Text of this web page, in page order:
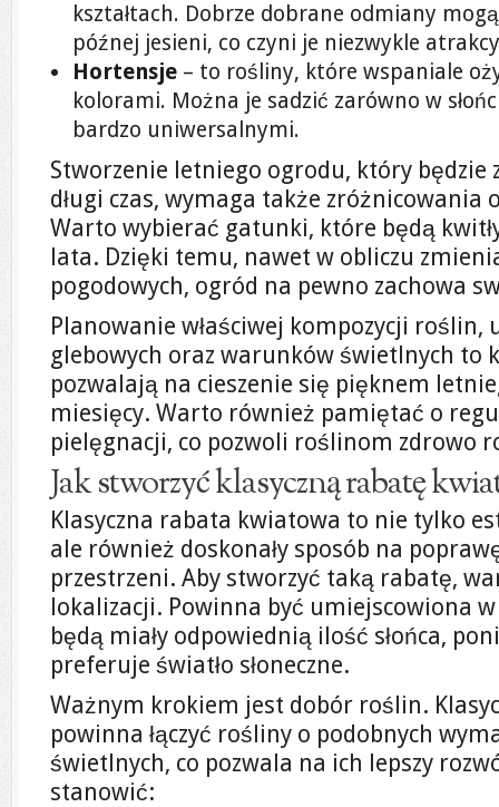
kształtach. Dobrze dobrane odmiany
późnej jesieni, co czyni je niezwykle
Hortensje – to rośliny, które wspaniale
kolorami. Można je sadzić zarówno w
bardzo uniwersalnymi.
Stworzenie letniego ogrodu, który będzie
długi czas, wymaga także
Warto wybierać gatunki, które będą
lata. Dzięki temu, nawet w obliczu
pogodowych, ogród na pewno zachowa
Planowanie właściwej kompozycji roślin,
glebowych oraz warunków świetlnych to
pozwalają na cieszenie się pięknem
miesięcy. Warto również pamiętać o
pielęgnacji, co pozwoli roślinom zdrowo
Jak stworzyć klasyczną rabatę
Klasyczna rabata kwiatowa to nie tylko
ale również doskonały sposób na
przestrzeni. Aby stworzyć taką rabatę,
lokalizacji. Powinna być umiejscowiona
będą miały odpowiednią ilość słońca,
preferuje światło słoneczne.
Ważnym krokiem jest dobór roślin.
powinna łączyć rośliny o podobnych
świetlnych, co pozwala na ich lepszy
stanowić: